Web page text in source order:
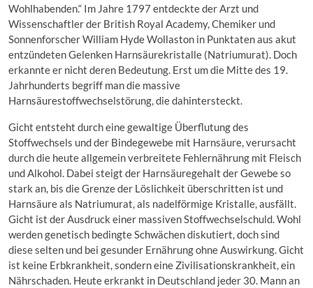
Wohlhabenden.“ Im Jahre 1797 entdeckte der Arzt und
Wissenschaftler der British Royal Academy, Chemiker und
Sonnenforscher William Hyde Wollaston in Punktaten aus akut
entzündeten Gelenken Harnsäurekristalle (Natriumurat). Doch
erkannte er nicht deren Bedeutung. Erst um die Mitte des 19.
Jahrhunderts begriff man die massive
Harnsäurestoffwechselstörung, die dahintersteckt.
Gicht entsteht durch eine gewaltige Überflutung des
Stoffwechsels und der Bindegewebe mit Harnsäure, verursacht
durch die heute allgemein verbreitete Fehlernährung mit Fleisch
und Alkohol. Dabei steigt der Harnsäuregehalt der Gewebe so
stark an, bis die Grenze der Löslichkeit überschritten ist und
Harnsäure als Natriumurat, als nadelförmige Kristalle, ausfällt.
Gicht ist der Ausdruck einer massiven Stoffwechselschuld. Wohl
werden genetisch bedingte Schwächen diskutiert, doch sind
diese selten und bei gesunder Ernährung ohne Auswirkung. Gicht
ist keine Erbkrankheit, sondern eine Zivilisationskrankheit, ein
Nährschaden. Heute erkrankt in Deutschland jeder 30. Mann an